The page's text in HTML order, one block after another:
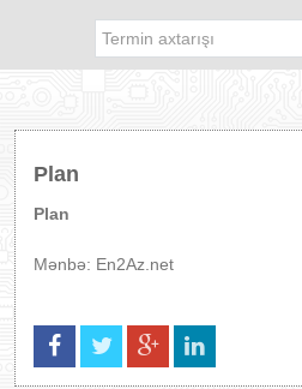
Plan
Plan
Mənbə: En2Az.net